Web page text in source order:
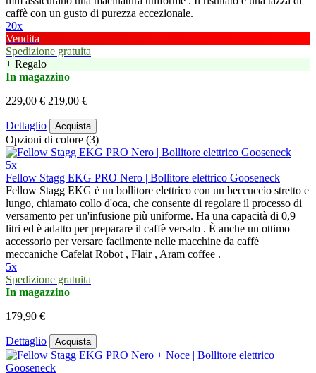
caffè con un gusto di purezza eccezionale.
20x
Vendita
Spedizione gratuita
+ Regalo
In magazzino
229,00 € 219,00 €
Dettaglio Acquista
Opzioni di colore (3)
5x
Fellow Stagg EKG PRO Nero | Bollitore elettrico Gooseneck
Fellow Stagg EKG è un bollitore elettrico con un beccuccio stretto e
lungo, chiamato collo d'oca, che consente di regolare il processo di
versamento per un'infusione più uniforme. Ha una capacità di 0,9
litri ed è adatto per preparare il caffè versato . È anche un ottimo
accessorio per versare facilmente nelle macchine da caffè
meccaniche Cafelat Robot , Flair , Aram coffee .
5x
Spedizione gratuita
In magazzino
179,90 €
Dettaglio Acquista